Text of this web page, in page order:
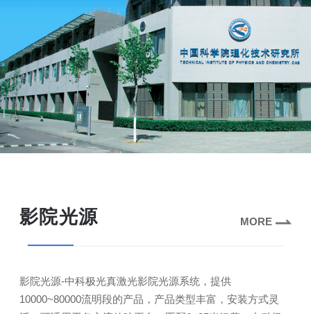
影院光源 MORE
影院光源-中科极光真激光影院光源系统，提供
10000~80000流明段的产品，产品类型丰富，安装方式灵